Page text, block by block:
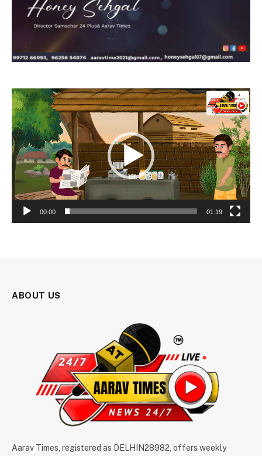
Video
Player
00:00 01:19
ABOUT US
Aarav Times, registered as DELHIN28982, offers weekly